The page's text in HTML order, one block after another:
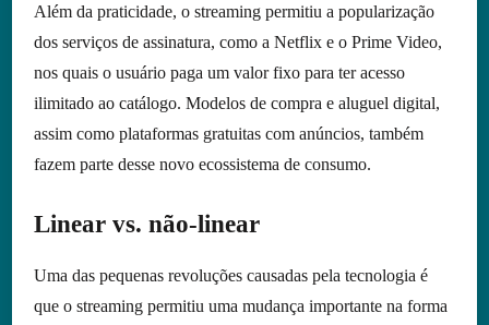
Além da praticidade, o streaming permitiu a popularização
dos serviços de assinatura, como a Netflix e o Prime Video,
nos quais o usuário paga um valor fixo para ter acesso
ilimitado ao catálogo. Modelos de compra e aluguel digital,
assim como plataformas gratuitas com anúncios, também
fazem parte desse novo ecossistema de consumo.
Linear vs. não-linear
Uma das pequenas revoluções causadas pela tecnologia é
que o streaming permitiu uma mudança importante na forma